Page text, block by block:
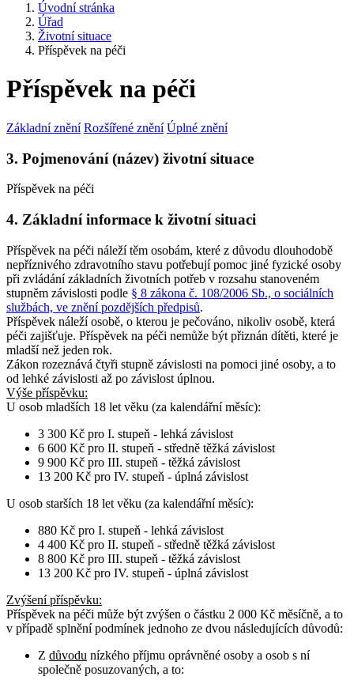
Úvodní stránka
Úřad
Životní situace
Příspěvek na péči
Příspěvek na péči
Základní znění Rozšířené znění Úplné znění
3. Pojmenování (název) životní situace
Příspěvek na péči
4. Základní informace k životní situaci
Příspěvek na péči náleží těm osobám, které z důvodu dlouhodobě
nepříznivého zdravotního stavu potřebují pomoc jiné fyzické osoby
při zvládání základních životních potřeb v rozsahu stanoveném
stupněm závislosti podle § 8 zákona č. 108/2006 Sb., o sociálních
službách, ve znění pozdějších předpisů.
Příspěvek náleží osobě, o kterou je pečováno, nikoliv osobě, která
péči zajišťuje. Příspěvek na péči nemůže být přiznán dítěti, které je
mladší než jeden rok.
Zákon rozeznává čtyři stupně závislosti na pomoci jiné osoby, a to
od lehké závislosti až po závislost úplnou.
Výše příspěvku:
U osob mladších 18 let věku (za kalendářní měsíc):
3 300 Kč pro I. stupeň - lehká závislost
6 600 Kč pro II. stupeň - středně těžká závislost
9 900 Kč pro III. stupeň - těžká závislost
13 200 Kč pro IV. stupeň - úplná závislost
U osob starších 18 let věku (za kalendářní měsíc):
880 Kč pro I. stupeň - lehká závislost
4 400 Kč pro II. stupeň - středně těžká závislost
8 800 Kč pro III. stupeň - těžká závislost
13 200 Kč pro IV. stupeň - úplná závislost
Zvýšení příspěvku:
Příspěvek na péči může být zvýšen o částku 2 000 Kč měsíčně, a to
v případě splnění podmínek jednoho ze dvou následujících důvodů:
Z důvodu nízkého příjmu oprávněné osoby a osob s ní
společně posuzovaných, a to: